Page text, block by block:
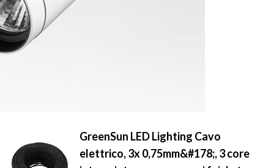
GreenSun LED Lighting Cavo
elettrico, 3x 0,75mm&#178;, 3 core